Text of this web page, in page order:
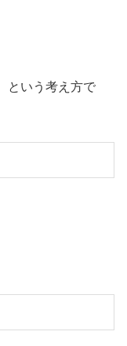
という考え方で